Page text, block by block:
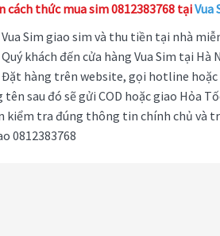
cách thức mua sim 0812383768 tạiVua
Vua Sim giao sim và thu tiền tại nhà
Quý khách đến cửa hàng Vua Sim tại
Đặt hàng trên website, gọi hotline hoặc
tên sau đó sẽ gửi COD hoặc giao Hỏa
kiểm tra đúng thông tin chính chủ và
0812383768